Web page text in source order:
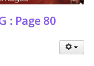
: Page 80